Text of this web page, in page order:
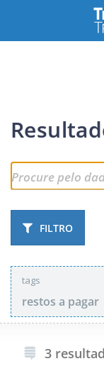
FILTRO
tags
restos a pagar
3